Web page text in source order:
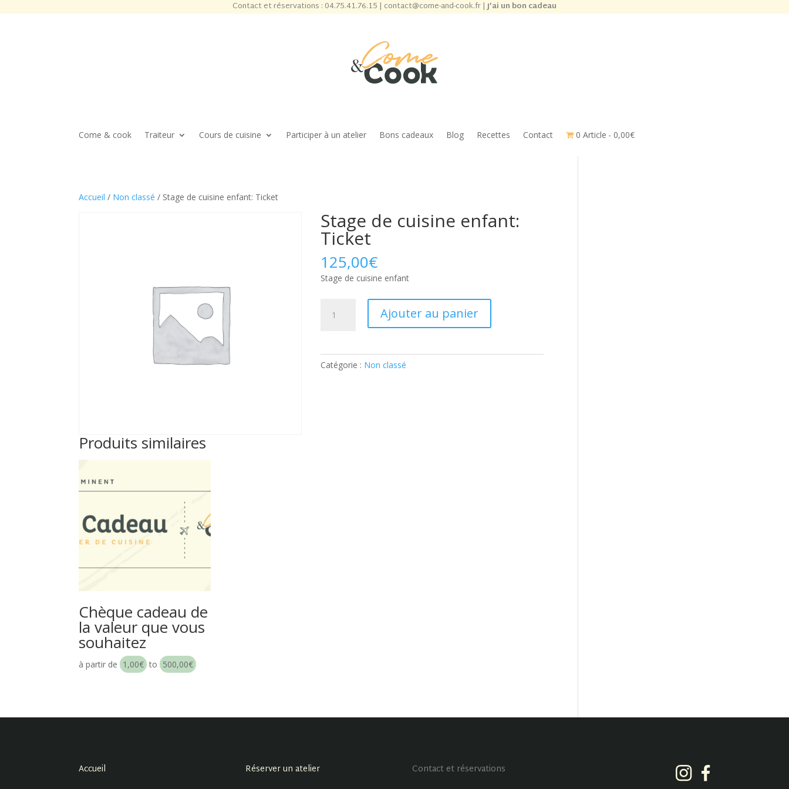
Contact et réservations : 04.75.41.76.15 | contact@come-and-cook.fr|J’ai un bon cadeau
Come & cook Traiteur Cours de cuisine Participer à un atelier Bons cadeaux Blog Recettes Contact 0 Article 0,00€
Accueil / Non classé / Stage de cuisine enfant: Ticket
Stage de cuisine enfant:
Ticket
125,00€
Stage de cuisine enfant
enfant:
Ajouter au panier
Catégorie : Non classé
Produits similaires
Chèque cadeau de
la valeur que vous
souhaitez
à partir de 1,00€ to 500,00€
Accueil
Réserver un atelier
Contact et réservations